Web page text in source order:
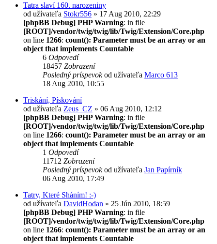
Tatra slaví 160. narozeniny
od užívateľa Stokr556 » 17 Aug 2010, 22:29
[phpBB Debug] PHP Warning: in file
[ROOT]/vendor/twig/twig/lib/Twig/Extension/Core.php
on line 1266: count(): Parameter must be an array or an
object that implements Countable
6 Odpovedí
18457 Zobrazení
Posledný príspevokod užívateľa Marco 613
18 Aug 2010, 10:55
Triskání, Pískování
od užívateľa Zeus_CZ » 06 Aug 2010, 12:12
[phpBB Debug] PHP Warning: in file
[ROOT]/vendor/twig/twig/lib/Twig/Extension/Core.php
on line 1266: count(): Parameter must be an array or an
object that implements Countable
1 Odpovedí
11712 Zobrazení
Posledný príspevokod užívateľa Jan Papírník
06 Aug 2010, 17:49
Tatry, Které Sháním! :-)
od užívateľa DavidHodan » 25 Jún 2010, 18:59
[phpBB Debug] PHP Warning: in file
[ROOT]/vendor/twig/twig/lib/Twig/Extension/Core.php
on line 1266: count(): Parameter must be an array or an
object that implements Countable